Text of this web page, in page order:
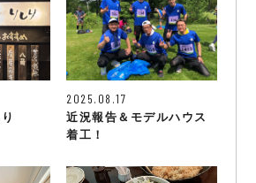
2025.08.17
近況報告＆モデルハウス
着工！